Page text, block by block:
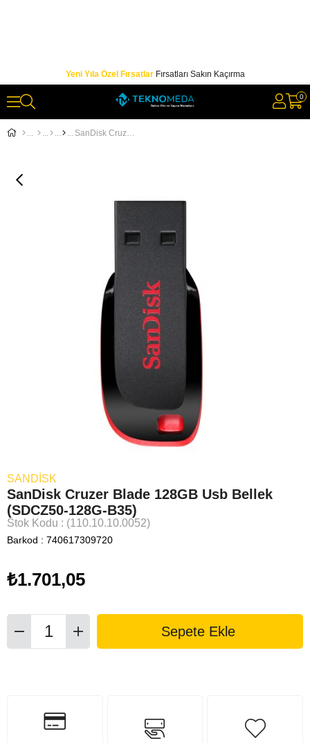
Yeni Yıla Özel FırsatlarFırsatları Sakın Kaçırma
0
SanDisk Cruzer Blade 128GB Usb Bellek (SDCZ50-128G-B35)
SANDISK
SanDisk Cruzer Blade 128GB Usb Bellek
(SDCZ50-128G-B35)
Stok Kodu (110.10.10.0052)
Barkod : 740617309720
₺1.701,05